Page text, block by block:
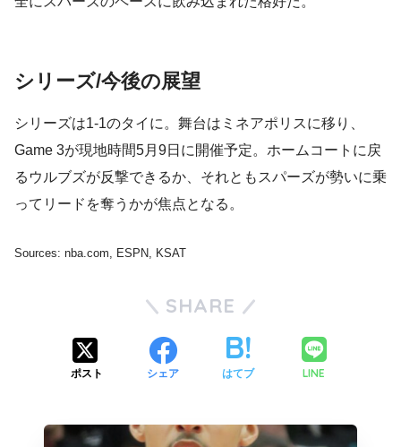
シリーズ/今後の展望
シリーズは1-1のタイに。舞台はミネアポリスに移り、
Game 3が現地時間5月9日に開催予定。ホームコートに戻
るウルブズが反撃できるか、それともスパーズが勢いに乗
ってリードを奪うかが焦点となる。
Sources: nba.com, ESPN, KSAT
SHARE
ポスト シェア はてブ LINE